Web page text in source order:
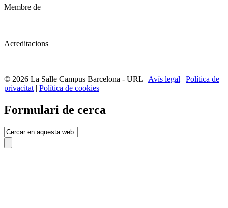
Membre de
Acreditacions
© 2026 La Salle Campus Barcelona - URL | Avís legal | Política de
privacitat | Política de cookies
Formulari de cerca